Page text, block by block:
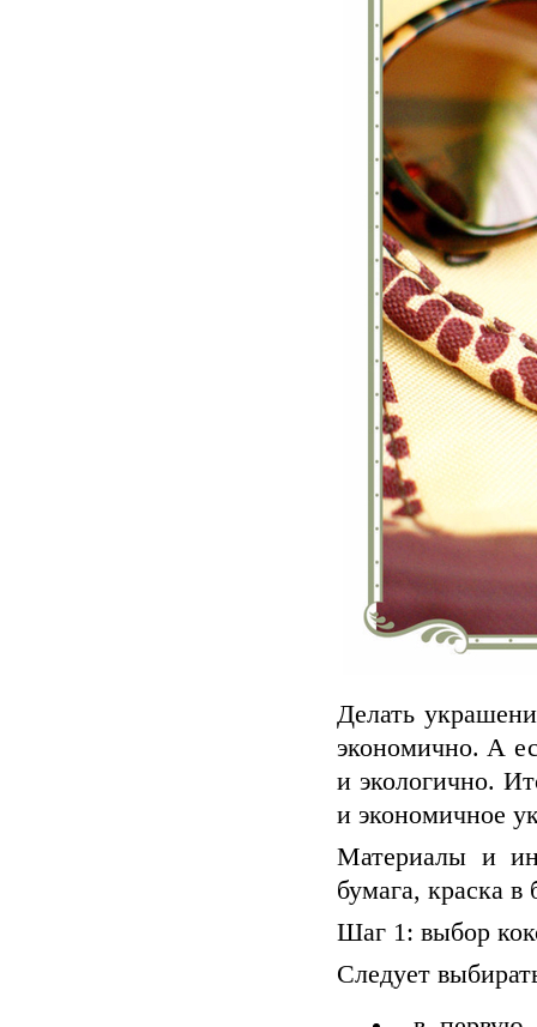
Делать
экономично. А
и экологично.
и экономичное
Материалы и
бумага, краска
Шаг 1: выбор
Следует